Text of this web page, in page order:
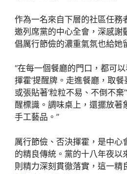
作為一名來自下層的社區任務
邀列席黨的中心全會，深感謝
倡厲行節儉的濃重氣氛也給
“在每一個餐廳的門口，都可
揮霍’提醒牌。走進餐廳，取
或張貼著‘粒粒不易、不倒不棄
醒標識。調味桌上，還擺放著
手工藝品。”
厲行節儉、否決揮霍，是中心
的精良傳統。黨的十八年夜以
則精力深刻貫徹落實，這一精